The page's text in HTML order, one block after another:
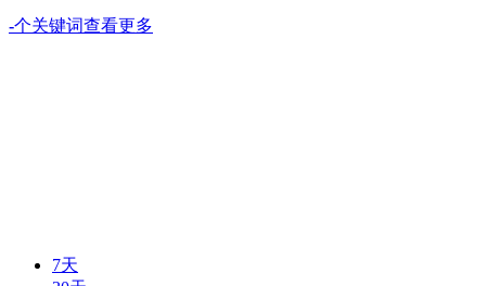
-个关键词查看更多
7天